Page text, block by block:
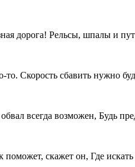
дорога! Рельсы, шпалы и
Скорость сбавить нужно
всегда возможен, Будь
скажет он, Где